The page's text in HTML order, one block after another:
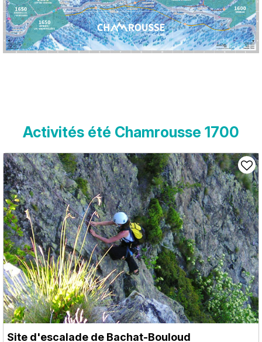
Activités été Chamrousse 1700
Site d'escalade de Bachat-Bouloud